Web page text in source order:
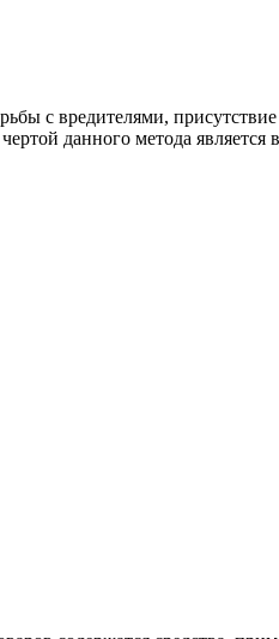
с вредителями,
данного метода является